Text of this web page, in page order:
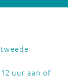
uur aan of